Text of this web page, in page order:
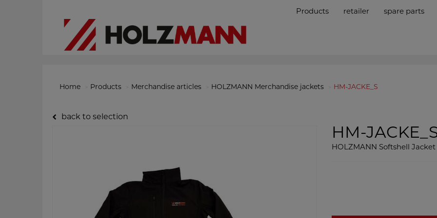
Products retailer spare parts
Home Products Merchandise articles HOLZMANN Merchandise jackets HM-JACKE_S
back to selection
HM-
HOLZMANN Softshell Jacket